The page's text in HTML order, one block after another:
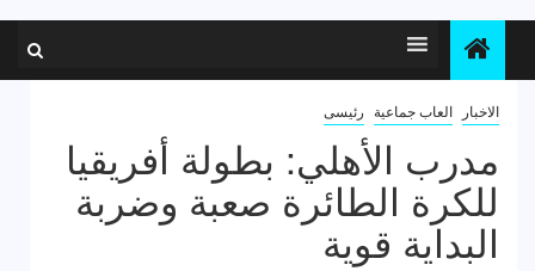
الاخبار العاب جماعية رئيسى
مدرب الأهلي: بطولة أفريقيا
للكرة الطائرة صعبة وضربة
البداية قوية